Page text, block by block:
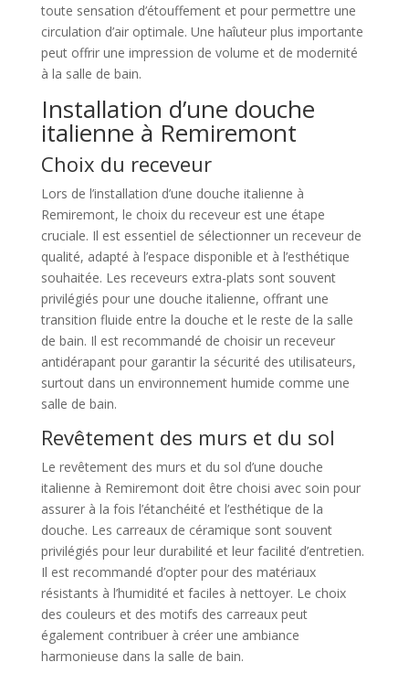
toute sensation d’étouffement et pour permettre une
circulation d’air optimale. Une haîuteur plus importante
peut offrir une impression de volume et de modernité
à la salle de bain.
Installation d’une douche
italienne à Remiremont
Choix du receveur
Lors de l’installation d’une douche italienne à
Remiremont, le choix du receveur est une étape
cruciale. Il est essentiel de sélectionner un receveur de
qualité, adapté à l’espace disponible et à l’esthétique
souhaitée. Les receveurs extra-plats sont souvent
privilégiés pour une douche italienne, offrant une
transition fluide entre la douche et le reste de la salle
de bain. Il est recommandé de choisir un receveur
antidérapant pour garantir la sécurité des utilisateurs,
surtout dans un environnement humide comme une
salle de bain.
Revêtement des murs et du sol
Le revêtement des murs et du sol d’une douche
italienne à Remiremont doit être choisi avec soin pour
assurer à la fois l’étanchéité et l’esthétique de la
douche. Les carreaux de céramique sont souvent
privilégiés pour leur durabilité et leur facilité d’entretien.
Il est recommandé d’opter pour des matériaux
résistants à l’humidité et faciles à nettoyer. Le choix
des couleurs et des motifs des carreaux peut
également contribuer à créer une ambiance
harmonieuse dans la salle de bain.